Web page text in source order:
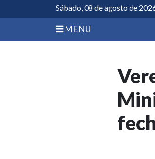
Sábado, 08 de agosto de
MENU